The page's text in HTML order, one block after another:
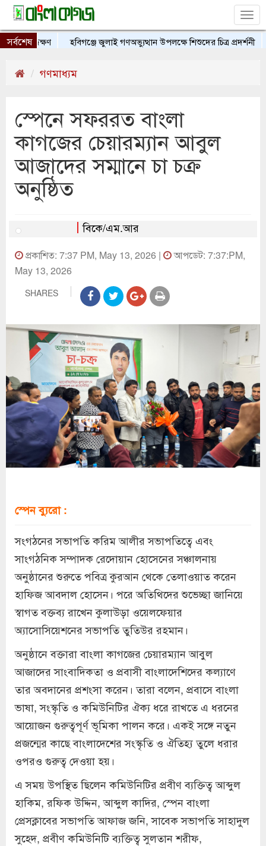
সর্বশেষ
সন্ধিক্ষণ হবিগঞ্জে জুলাই গণঅভ্যুত্থান উপলক্ষে শিশুদের চিত্র প্রদর্শনী
গণমাধ্যম
স্পেনে সফররত বাংলা
কাগজের চেয়ারম্যান আবুল
আজাদের সম্মানে চা চক্র
অনুষ্ঠিত
বিকে/এম.আর
প্রকাশিত: 7:37 PM, May 13, 2026 |
আপডেট: 7:37:PM,
May 13, 2026
SHARES
স্পেন ব্যুরো :
সংগঠনের সভাপতি করিম আলীর সভাপতিত্বে এবং
সাংগঠনিক সম্পাদক রেদোয়ান হোসেনের সঞ্চালনায়
অনুষ্ঠানের শুরুতে পবিত্র কুরআন থেকে তেলাওয়াত করেন
হাফিজ আবদাল হোসেন। পরে অতিথিদের শুভেচ্ছা জানিয়ে
স্বাগত বক্তব্য রাখেন কুলাউড়া ওয়েলফেয়ার
অ্যাসোসিয়েশনের সভাপতি তুতিউর রহমান।
অনুষ্ঠানে বক্তারা বাংলা কাগজের চেয়ারম্যান আবুল
আজাদের সাংবাদিকতা ও প্রবাসী বাংলাদেশিদের কল্যাণে
তার অবদানের প্রশংসা করেন। তারা বলেন, প্রবাসে বাংলা
ভাষা, সংস্কৃতি ও কমিউনিটির ঐক্য ধরে রাখতে এ ধরনের
আয়োজন গুরুত্বপূর্ণ ভূমিকা পালন করে। একই সঙ্গে নতুন
প্রজন্মের কাছে বাংলাদেশের সংস্কৃতি ও ঐতিহ্য তুলে ধরার
ওপরও গুরুত্ব দেওয়া হয়।
এ সময় উপস্থিত ছিলেন কমিউনিটির প্রবীণ ব্যক্তিত্ব আব্দুল
হাকিম, রফিক উদ্দিন, আব্দুল কাদির, স্পেন বাংলা
প্রেসক্লাবের সভাপতি আফাজ জনি, সাবেক সভাপতি সাহাদুল
সুহেদ, প্রবীণ কমিউনিটি ব্যক্তিত্ব সুলতান শরীফ,